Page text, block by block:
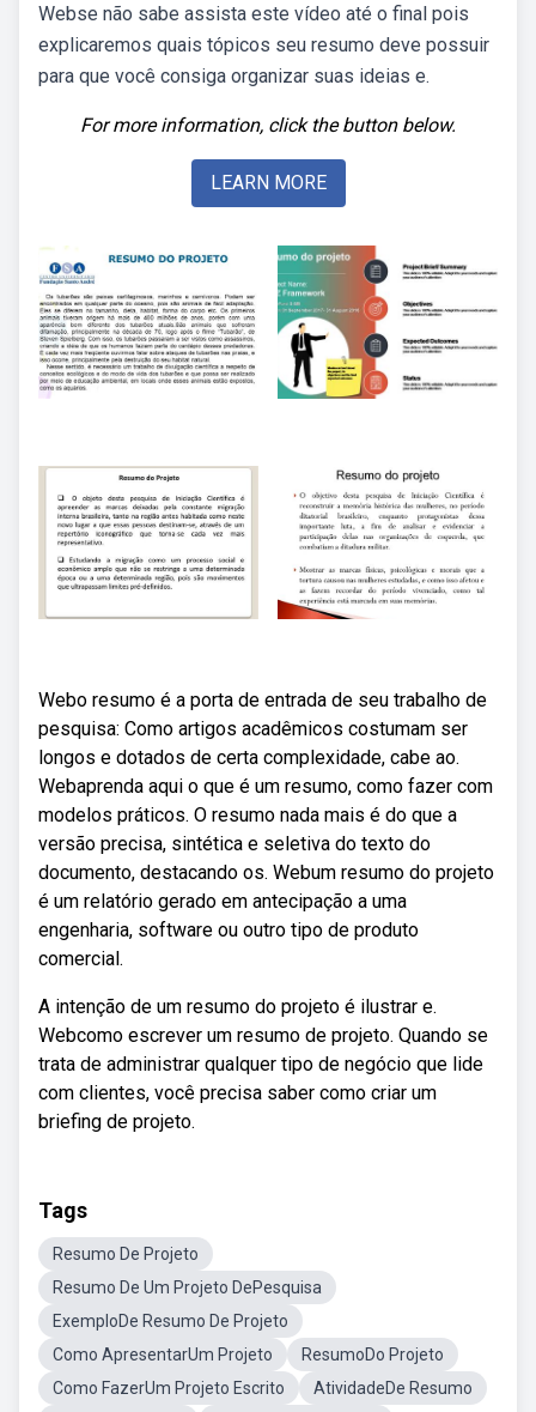
Webse não sabe assista este vídeo até o final pois
explicaremos quais tópicos seu resumo deve possuir
para que você consiga organizar suas ideias e.
For more information, click the button below.
LEARN MORE
Webo resumo é a porta de entrada de seu trabalho de
pesquisa: Como artigos acadêmicos costumam ser
longos e dotados de certa complexidade, cabe ao.
Webaprenda aqui o que é um resumo, como fazer com
modelos práticos. O resumo nada mais é do que a
versão precisa, sintética e seletiva do texto do
documento, destacando os. Webum resumo do projeto
é um relatório gerado em antecipação a uma
engenharia, software ou outro tipo de produto
comercial.
A intenção de um resumo do projeto é ilustrar e.
Webcomo escrever um resumo de projeto. Quando se
trata de administrar qualquer tipo de negócio que lide
com clientes, você precisa saber como criar um
briefing de projeto.
Tags
Resumo De Projeto
Resumo De Um Projeto DePesquisa
ExemploDe Resumo De Projeto
Como ApresentarUm Projeto
ResumoDo Projeto
Como FazerUm Projeto Escrito
AtividadeDe Resumo